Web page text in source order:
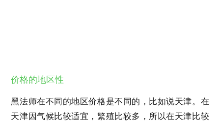
价格的地区性
黑法师在不同的地区价格是不同的，比如说天津。在
天津因气候比较适宜，繁殖比较多，所以在天津比较